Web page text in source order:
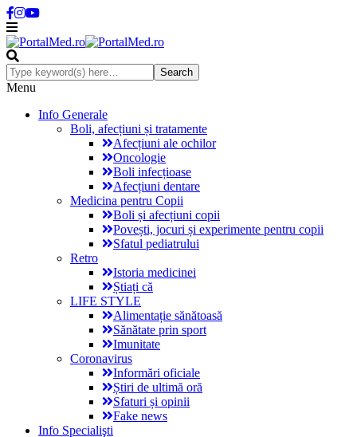
Menu
Info Generale
Boli, afecțiuni și tratamente
Afecțiuni ale ochilor
Oncologie
Boli infecțioase
Afecțiuni dentare
Medicina pentru Copii
Boli și afecțiuni copii
Povești, jocuri și experimente pentru copii
Sfatul pediatrului
Retro
Istoria medicinei
Știați că
LIFE STYLE
Alimentație sănătoasă
Sănătate prin sport
Imunitate
Coronavirus
Informări oficiale
Știri de ultimă oră
Sfaturi și opinii
Fake news
Info Specialişti